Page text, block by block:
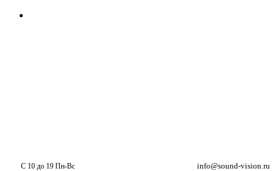
С 10 до 19 Пн-Вс info@sound-vision.ru